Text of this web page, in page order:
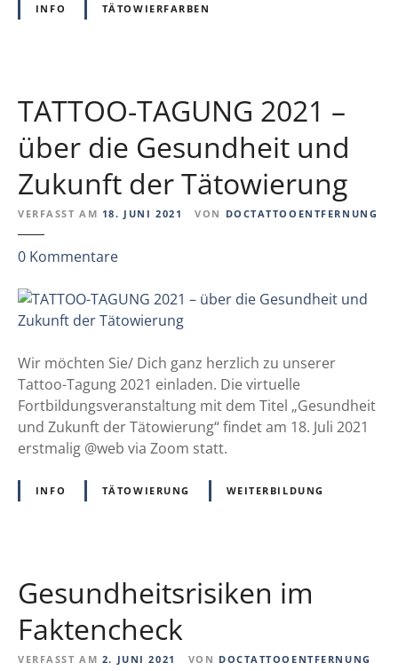
i
t
o
-
R
E
C
?
INFO TÄTOWIERFARBEN
TATTOO-TAGUNG 2021 –
über die Gesundheit und
Zukunft der Tätowierung
VERFASST AM 18. JUNI 2021 VON DOCTATTOOENTFERNUNG
0 Kommentarez
T
A
T
O
O
-
T
G
2
1
–
Wir möchten Sie/ Dich ganz herzlich zu unserer
Tattoo-Tagung 2021 einladen. Die virtuelle
Fortbildungsveranstaltung mit dem Titel „Gesundheit
und Zukunft der Tätowierung“ findet am 18. Juli 2021
erstmalig @web via Zoom statt.
INFO TÄTOWIERUNG WEITERBILDUNG
Gesundheitsrisiken im
Faktencheck
VERFASST AM 2. JUNI 2021 VON DOCTATTOOENTFERNUNG